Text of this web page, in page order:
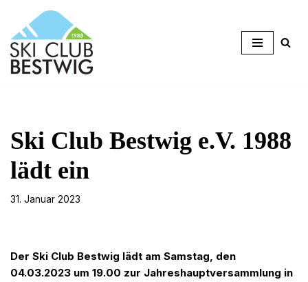
Zum
Inhalt
springen
Ski Club Bestwig e.V. 1988
lädt ein
31. Januar 2023
Der Ski Club Bestwig lädt am Samstag, den
04.03.2023 um 19.00 zur Jahreshauptversammlung in